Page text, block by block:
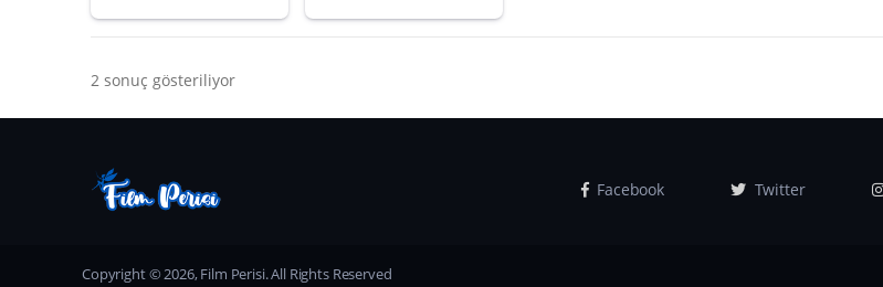
2 sonuç gösteriliyor
Facebook Twitter
Copyright © 2026, Film Perisi. All Rights Reserved